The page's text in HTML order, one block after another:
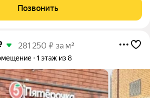
договор с арендатором на 10 лет В
Позвонить
281 250 ₽ за м²
1 этаж из 8